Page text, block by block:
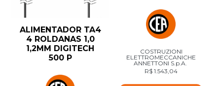
ALIMENTADOR TA4
4 ROLDANAS 1,0
1,2MM DIGITECH
500 P
COSTRUZIONI
ELETTROMECCANICHE
ANNETTONI S.p.A.
R$1.543,04